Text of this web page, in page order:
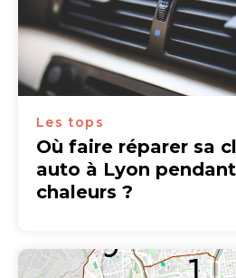
Les tops
Où faire réparer sa
auto à Lyon
chaleurs ?